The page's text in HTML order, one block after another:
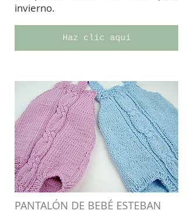
invierno.
Haz clic aquí
PANTALÓN DE BEBÉ ESTEBAN